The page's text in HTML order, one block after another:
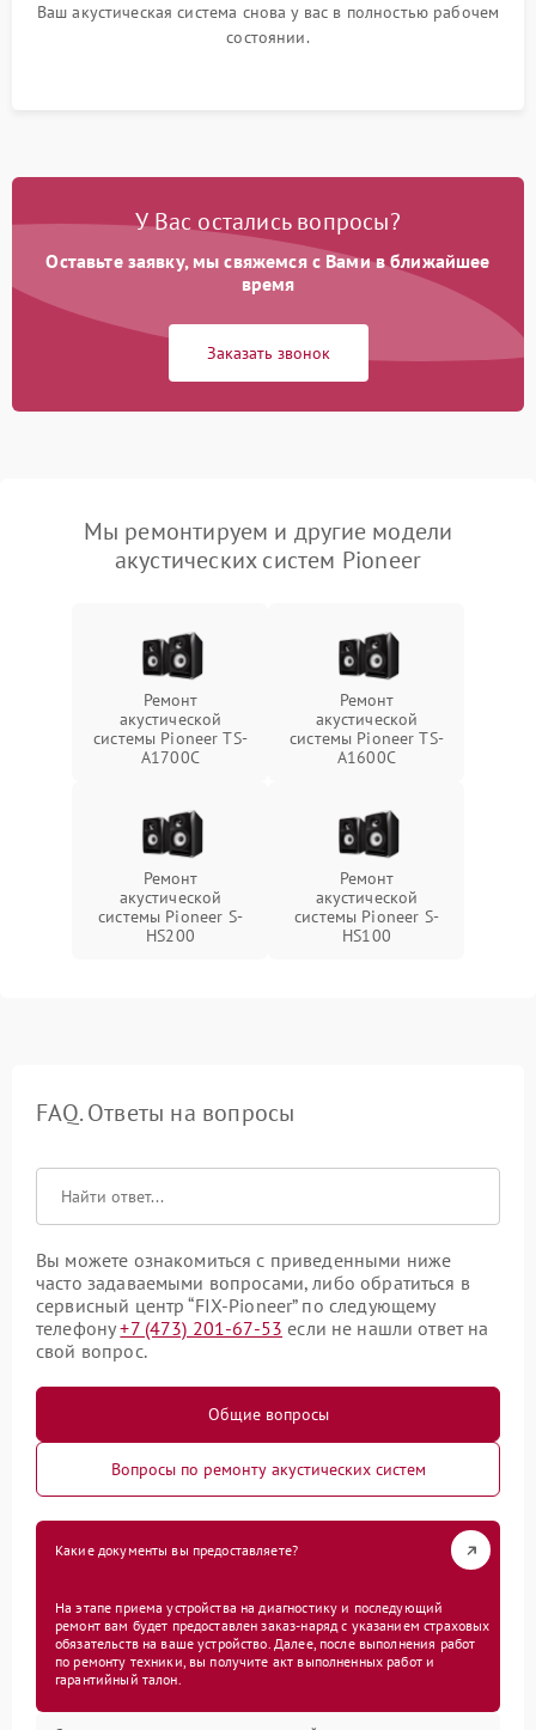
Ваш акустическая система снова у вас в полностью рабочем
состоянии.
У Вас остались вопросы?
Оставьте заявку, мы свяжемся с Вами в ближайшее
время
Заказать звонок
Мы ремонтируем и другие модели
акустических систем Pioneer
Ремонт
акустической
системы Pioneer TS-
A1700C
Ремонт
акустической
системы Pioneer TS-
A1600C
Ремонт
акустической
системы Pioneer S-
HS200
Ремонт
акустической
системы Pioneer S-
HS100
FAQ. Ответы на вопросы
Вы можете ознакомиться с приведенными ниже
часто задаваемыми вопросами, либо обратиться в
сервисный центр “FIX-Pioneer” по следующему
телефону+7 (473) 201-67-53 если не нашли ответ на
свой вопрос.
Общие вопросы
Вопросы по ремонту акустических систем
Какие документы вы предоставляете?
На этапе приема устройства на диагностику и последующий
ремонт вам будет предоставлен заказ-наряд с указанием страховых
обязательств на ваше устройство. Далее, после выполнения работ
по ремонту техники, вы получите акт выполненных работ и
гарантийный талон.